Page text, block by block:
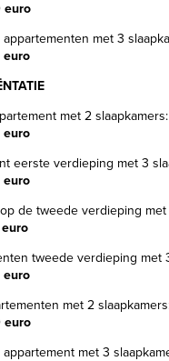
euro
met 3
met 2 slaapkamers:
eerste verdieping met 3
de tweede verdieping met
tweede verdieping met
met 2
euro
met 3